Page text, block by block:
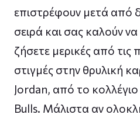
επιστρέφουν μετά από
σειρά και σας καλούν
ζήσετε μερικές από τις
στιγμές στην θρυλική
Jordan, από το
Bulls. Μάλιστα αν